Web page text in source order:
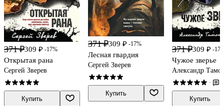
371 ₽309 ₽ -17%
Открытая рана
Сергей Зверев
Купить
371 ₽309 ₽ -17%
Лесная гвардия
Сергей Зверев
Купить
371 ₽309 ₽ -
Чужое зверье
Александр
·
Купить